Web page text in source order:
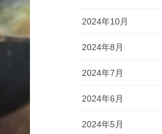
2024年10月
2024年8月
2024年7月
2024年6月
2024年5月